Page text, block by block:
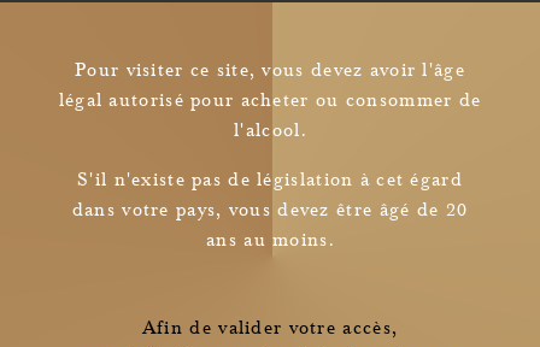
Newsletter
Je confirme avoir pris connaissance des
Pour visiter ce site, vous devez avoir l'âge
légal autorisé pour acheter ou consommer de
l'alcool.
S'il n'existe pas de législation à cet égard
dans votre pays, vous devez être âgé de 20
ans au moins.
Afin de valider votre accès,